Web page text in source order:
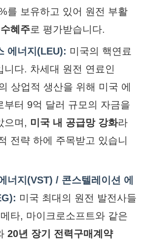
를 보유하고 있어 원전 부활
혜주로 평가받습니다.
에너지(LEU): 미국의 핵연료
니다. 차세대 원전 연료인
상업적 생산을 위해 미국 에
부터 9억 달러 규모의 자금을
으며, 미국 내 공급망 강화라
전략 하에 주목받고 있습니
너지(VST) / 콘스텔레이션 에
미국 최대의 원전 발전사들
타, 마이크로소프트와 같은
20년 장기 전력구매계약